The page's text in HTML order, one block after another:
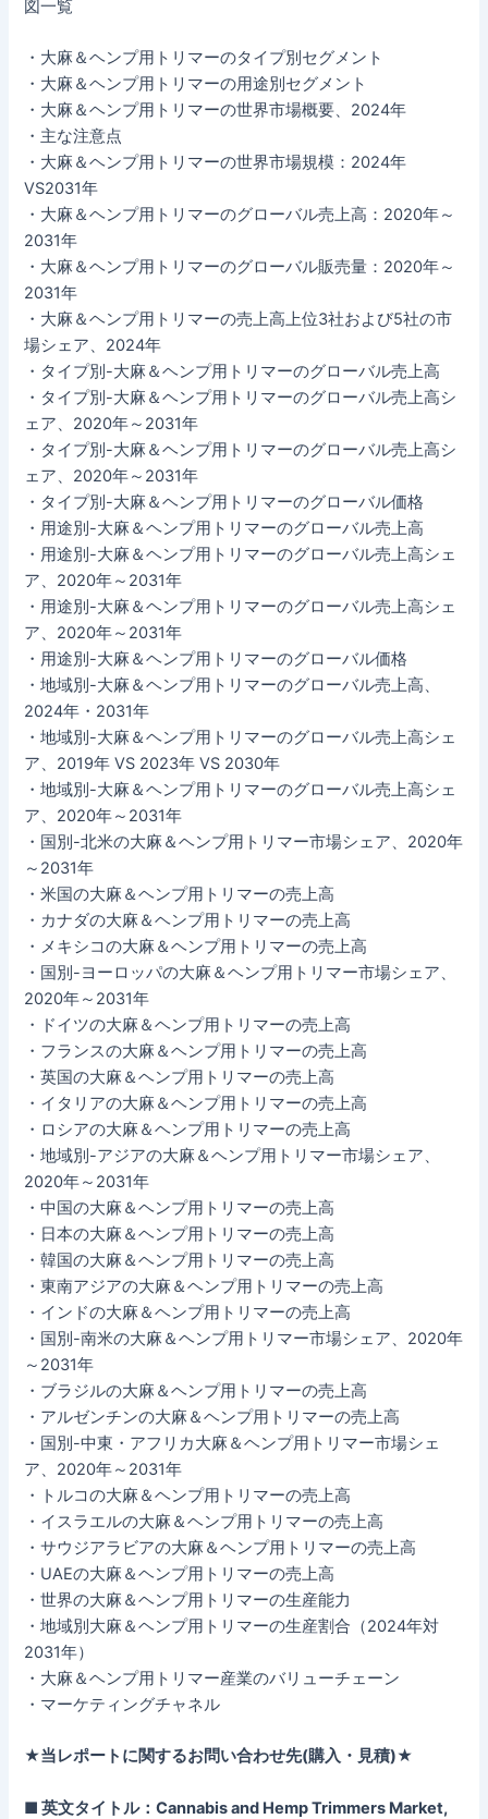
図一覧
・大麻＆ヘンプ用トリマーのタイプ別セグメント
・大麻＆ヘンプ用トリマーの用途別セグメント
・大麻＆ヘンプ用トリマーの世界市場概要、2024年
・主な注意点
・大麻＆ヘンプ用トリマーの世界市場規模：2024年
VS2031年
・大麻＆ヘンプ用トリマーのグローバル売上高：2020年～
2031年
・大麻＆ヘンプ用トリマーのグローバル販売量：2020年～
2031年
・大麻＆ヘンプ用トリマーの売上高上位3社および5社の市
場シェア、2024年
・タイプ別-大麻＆ヘンプ用トリマーのグローバル売上高
・タイプ別-大麻＆ヘンプ用トリマーのグローバル売上高シ
ェア、2020年～2031年
・タイプ別-大麻＆ヘンプ用トリマーのグローバル売上高シ
ェア、2020年～2031年
・タイプ別-大麻＆ヘンプ用トリマーのグローバル価格
・用途別-大麻＆ヘンプ用トリマーのグローバル売上高
・用途別-大麻＆ヘンプ用トリマーのグローバル売上高シェ
ア、2020年～2031年
・用途別-大麻＆ヘンプ用トリマーのグローバル売上高シェ
ア、2020年～2031年
・用途別-大麻＆ヘンプ用トリマーのグローバル価格
・地域別-大麻＆ヘンプ用トリマーのグローバル売上高、
2024年・2031年
・地域別-大麻＆ヘンプ用トリマーのグローバル売上高シェ
ア、2019年 VS 2023年 VS 2030年
・地域別-大麻＆ヘンプ用トリマーのグローバル売上高シェ
ア、2020年～2031年
・国別-北米の大麻＆ヘンプ用トリマー市場シェア、2020年
～2031年
・米国の大麻＆ヘンプ用トリマーの売上高
・カナダの大麻＆ヘンプ用トリマーの売上高
・メキシコの大麻＆ヘンプ用トリマーの売上高
・国別-ヨーロッパの大麻＆ヘンプ用トリマー市場シェア、
2020年～2031年
・ドイツの大麻＆ヘンプ用トリマーの売上高
・フランスの大麻＆ヘンプ用トリマーの売上高
・英国の大麻＆ヘンプ用トリマーの売上高
・イタリアの大麻＆ヘンプ用トリマーの売上高
・ロシアの大麻＆ヘンプ用トリマーの売上高
・地域別-アジアの大麻＆ヘンプ用トリマー市場シェア、
2020年～2031年
・中国の大麻＆ヘンプ用トリマーの売上高
・日本の大麻＆ヘンプ用トリマーの売上高
・韓国の大麻＆ヘンプ用トリマーの売上高
・東南アジアの大麻＆ヘンプ用トリマーの売上高
・インドの大麻＆ヘンプ用トリマーの売上高
・国別-南米の大麻＆ヘンプ用トリマー市場シェア、2020年
～2031年
・ブラジルの大麻＆ヘンプ用トリマーの売上高
・アルゼンチンの大麻＆ヘンプ用トリマーの売上高
・国別-中東・アフリカ大麻＆ヘンプ用トリマー市場シェ
ア、2020年～2031年
・トルコの大麻＆ヘンプ用トリマーの売上高
・イスラエルの大麻＆ヘンプ用トリマーの売上高
・サウジアラビアの大麻＆ヘンプ用トリマーの売上高
・UAEの大麻＆ヘンプ用トリマーの売上高
・世界の大麻＆ヘンプ用トリマーの生産能力
・地域別大麻＆ヘンプ用トリマーの生産割合（2024年対
2031年）
・大麻＆ヘンプ用トリマー産業のバリューチェーン
・マーケティングチャネル
★当レポートに関するお問い合わせ先(購入・見積)★
■ 英文タイトル：Cannabis and Hemp Trimmers Market,